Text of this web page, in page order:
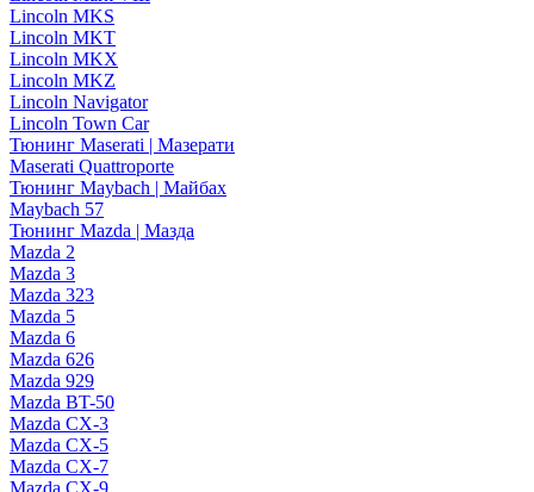
Lincoln MKS
Lincoln MKT
Lincoln MKX
Lincoln MKZ
Lincoln Navigator
Lincoln Town Car
Тюнинг Maserati | Мазерати
Maserati Quattroporte
Тюнинг Maybach | Майбах
Maybach 57
Тюнинг Mazda | Мазда
Mazda 2
Mazda 3
Mazda 323
Mazda 5
Mazda 6
Mazda 626
Mazda 929
Mazda BT-50
Mazda CX-3
Mazda CX-5
Mazda CX-7
Mazda CX-9